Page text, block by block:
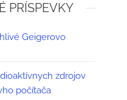
PRÍSPEVKY
Geigerovo
zdrojov
počítača